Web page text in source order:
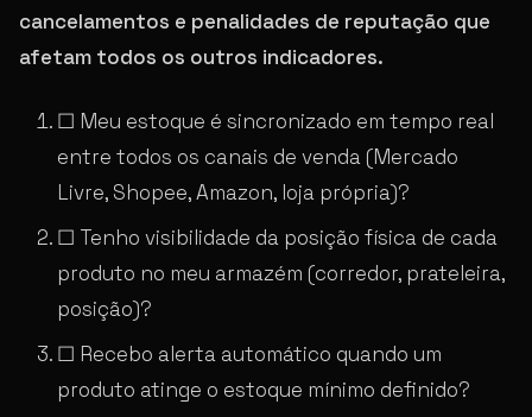
cancelamentos e penalidades de reputação que
afetam todos os outros indicadores.
☐ Meu estoque é sincronizado em tempo real
entre todos os canais de venda (Mercado
Livre, Shopee, Amazon, loja própria)?
☐ Tenho visibilidade da posição física de cada
produto no meu armazém (corredor, prateleira,
posição)?
☐ Recebo alerta automático quando um
produto atinge o estoque mínimo definido?